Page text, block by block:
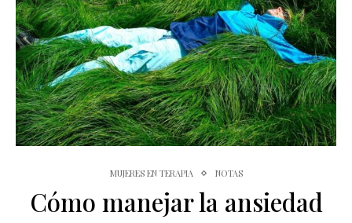
MUJERES EN TERAPIA NOTAS
Cómo manejar la ansiedad